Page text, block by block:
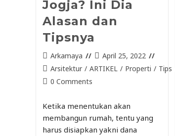
Jogja? Ini Dia
Alasan dan
Tipsnya
Arkamaya
April 25, 2022
Arsitektur / ARTIKEL / Properti / Tips
0 Comments
Ketika menentukan akan
membangun rumah, tentu yang
harus disiapkan yakni dana